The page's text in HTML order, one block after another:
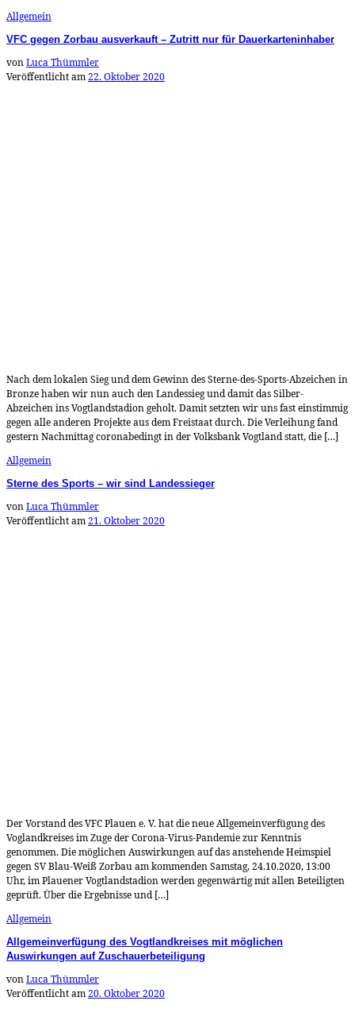
Allgemein
VFC gegen Zorbau ausverkauft – Zutritt nur für Dauerkarteninhaber
vonLuca Thümmler
Veröffentlicht am22. Oktober 2020
Nach dem lokalen Sieg und dem Gewinn des Sterne-des-Sports-Abzeichen in
Bronze haben wir nun auch den Landessieg und damit das Silber-
Abzeichen ins Vogtlandstadion geholt. Damit setzten wir uns fast einstimmig
gegen alle anderen Projekte aus dem Freistaat durch. Die Verleihung fand
gestern Nachmittag coronabedingt in der Volksbank Vogtland statt, die […]
Allgemein
Sterne des Sports – wir sind Landessieger
vonLuca Thümmler
Veröffentlicht am21. Oktober 2020
Der Vorstand des VFC Plauen e. V. hat die neue Allgemeinverfügung des
Voglandkreises im Zuge der Corona-Virus-Pandemie zur Kenntnis
genommen. Die möglichen Auswirkungen auf das anstehende Heimspiel
gegen SV Blau-Weiß Zorbau am kommenden Samstag, 24.10.2020, 13:00
Uhr, im Plauener Vogtlandstadion werden gegenwärtig mit allen Beteiligten
geprüft. Über die Ergebnisse und […]
Allgemein
Allgemeinverfügung des Vogtlandkreises mit möglichen
Auswirkungen auf Zuschauerbeteiligung
vonLuca Thümmler
Veröffentlicht am20. Oktober 2020